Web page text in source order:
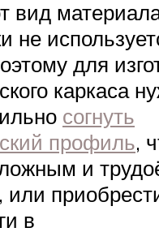
вид
не
для
каркаса
согнуть
профиль,
и
или
в